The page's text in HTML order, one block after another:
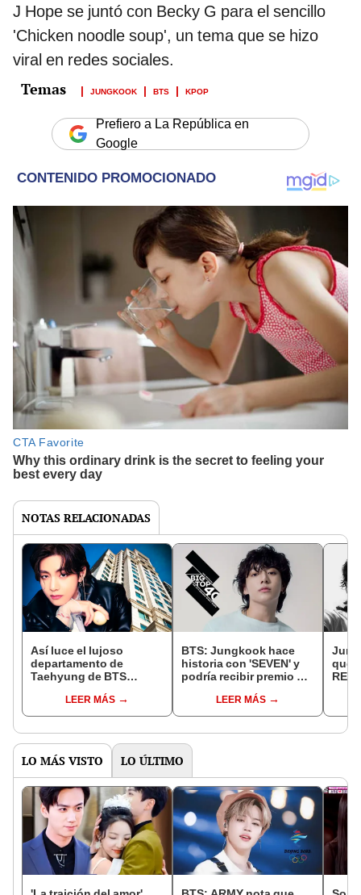
J Hope se juntó con Becky G para el sencillo
'Chicken noodle soup', un tema que se hizo
viral en redes sociales.
JUNGKOOK BTS KPOP
Prefiero a La República en
Google
NOTAS RELACIONADAS
Así luce el lujoso
departamento de
Taehyung de BTS
de dólares? [FOTOS y
VIDEOS]
LEER MÁS
BTS: Jungkook hace
historia con 'SEVEN' y
podría recibir premio UK
LEER MÁS
qué
LO MÁS VISTO LO ÚLTIMO